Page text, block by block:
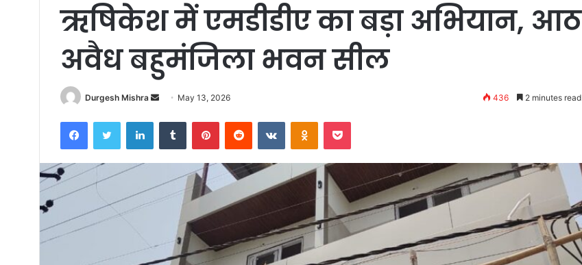
ऋषिकेश में एमडीडीए का बड़ा अभियान, आठ
अवैध बहुमंजिला भवन सील
Durgesh Mishra
Send
email
May 13, 2026 436 2 minutes read
FacebookTwitter LinkedInTumblr PinterestReddit VKontakteOdnoklassniki
Pocket